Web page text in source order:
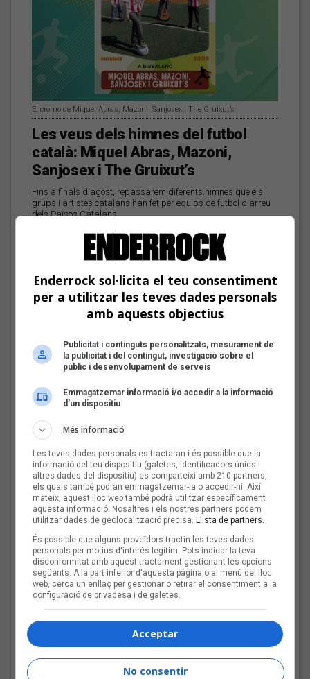
El cromo de Miquel Abras, Mazoni, Sanjosex i The Gruixut’s
Les veus dels himnes del futbol
català: Miquel Abras, Mazoni,
Sanjosex i The Gruixut’s
Fins a finals d'agost, repassarem diferents himnes que els
grups i artistes catalans han fet per equips de futbol d'arreu
dels Països Catalans
El Sona9 d'estiu d'iCat
concursants balears i
valencians
Tot a punt per la Plaça
del Folk 2026
futbol català: Carles
Cases
Joana Gomila:
«L’algoritme eren els
amics, entrar dins un
bar, anar a un concert, la
revista de torn»
Bèrnia i la festa del pop
fusió al Sona9 2026
Enderrock sol·licita el teu consentiment
per a utilitzar les teves dades personals
amb aquests objectius
Publicitat i continguts personalitzats, mesurament de
la publicitat i del contingut, investigació sobre el
públic i desenvolupament de serveis
Emmagatzemar informació i/o accedir a la informació
d’un dispositiu
Més informació
Les teves dades personals es tractaran i és possible que la
informació del teu dispositiu (galetes, identificadors únics i
altres dades del dispositiu) es comparteixi amb 210 partners,
els quals també podran emmagatzemar-la o accedir-hi. Així
mateix, aquest lloc web també podrà utilitzar específicament
aquesta informació. Nosaltres i els nostres partners podem
utilitzar dades de geolocalització precisa. Llista de partners.
És possible que alguns proveïdors tractin les teves dades
personals per motius d'interès legítim. Pots indicar la teva
disconformitat amb aquest tractament gestionant les opcions
següents. A la part inferior d'aquesta pàgina o al menú del lloc
web, cerca un enllaç per gestionar o retirar el consentiment a la
configuració de privadesa i de galetes.
Acceptar
No consentir